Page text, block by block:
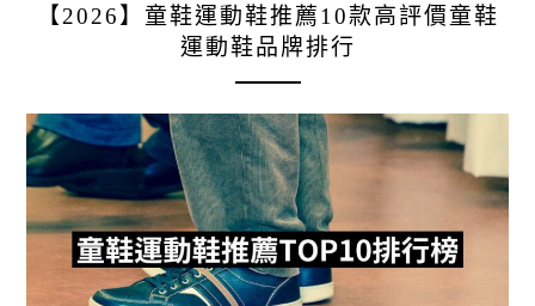
【2026】童鞋運動鞋推薦10款高評價童鞋
運動鞋品牌排行